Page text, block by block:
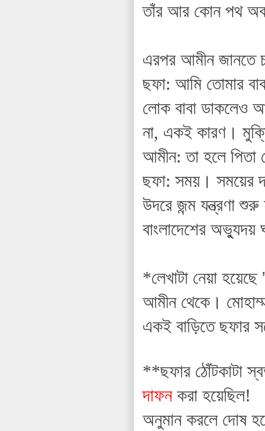
তাঁর আর কোন পথ
এরপর আমীন জানতে
ছফা: আমি তোমার
লোক বাবা ডাকলেও
না, একই কারণ।
আমীন: তা হলে পিতা
ছফা: সময়। সময়ের
উদরে জন্ম যন্ত্রণা
বাংলাদেশের অভ্যুদয়
*লেখাটা নেয়া হয়েছে '
আমীন থেকে।
একই বাড়িতে ছফার
**ছফার ঠোঁটকাটা
দাফন করা হয়েছিল!
অনুমান করলে দোষ